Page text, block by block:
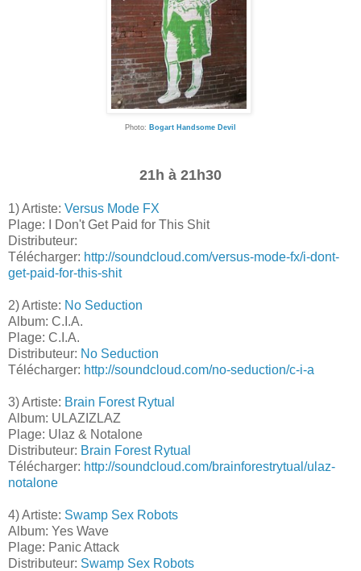
Photo: Bogart Handsome Devil
21h à 21h30
1) Artiste: Versus Mode FX
Plage: I Don't Get Paid for This Shit
Distributeur:
Télécharger: http://soundcloud.com/versus-mode-fx/i-dont-
get-paid-for-this-shit
2) Artiste: No Seduction
Album: C.I.A.
Plage: C.I.A.
Distributeur: No Seduction
Télécharger: http://soundcloud.com/no-seduction/c-i-a
3) Artiste: Brain Forest Rytual
Album: ULAZIZLAZ
Plage: Ulaz & Notalone
Distributeur: Brain Forest Rytual
Télécharger: http://soundcloud.com/brainforestrytual/ulaz-
notalone
4) Artiste: Swamp Sex Robots
Album: Yes Wave
Plage: Panic Attack
Distributeur: Swamp Sex Robots